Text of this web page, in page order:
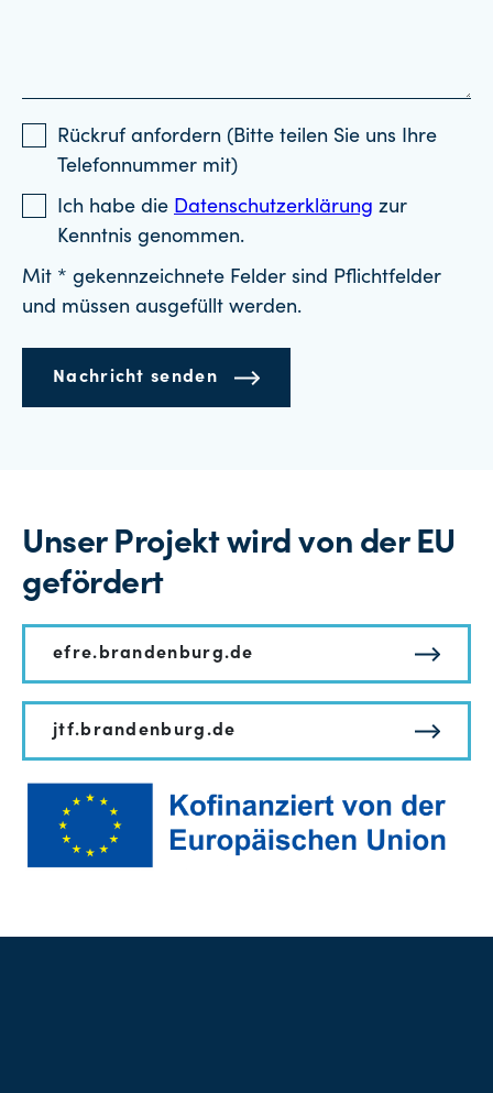
Rückruf anfordern (Bitte teilen Sie uns Ihre
Telefonnummer mit)
Ich habe die Datenschutzerklärung zur
Kenntnis genommen.
Mit * gekennzeichnete Felder sind Pflichtfelder
und müssen ausgefüllt werden.
Nachricht senden
Unser Projekt wird von der EU
gefördert
efre.brandenburg.de
jtf.brandenburg.de